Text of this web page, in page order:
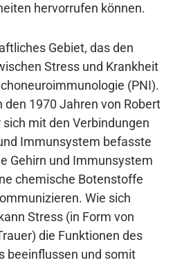
hervorrufen können.
Gebiet, das den
Stress und Krankheit
(PNI).
den 1970 Jahren von Robert
mit den Verbindungen
Immunsystem befasste
Gehirn und Immunsystem
chemische Botenstoffe
Wie sich
Stress (in Form von
die Funktionen des
beeinflussen und somit